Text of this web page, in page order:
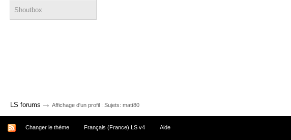
Shoutbox
LS forums → Affichage d'un profil : Sujets: matt80
Changer le thème Français (France) LS v4 Aide